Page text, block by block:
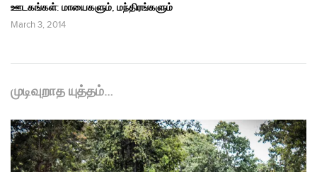
ஊடகங்கள்: மாயைகளும், மந்திரங்களும்
March 3, 2014
முடிவுறாத யுத்தம்…